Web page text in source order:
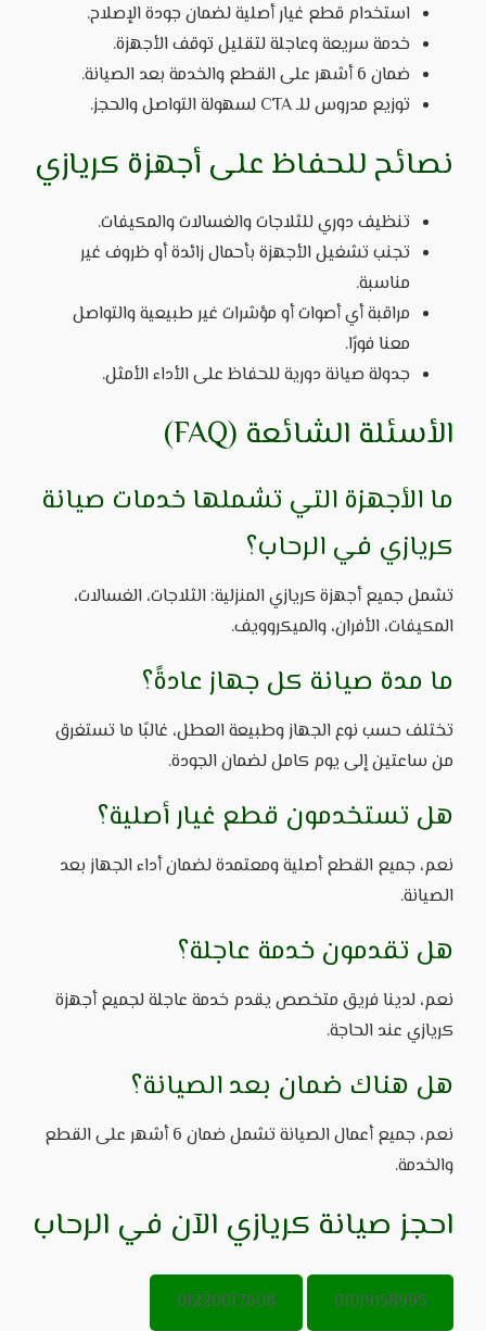
استخدام قطع غيار أصلية لضمان جودة الإصلاح.
خدمة سريعة وعاجلة لتقليل توقف الأجهزة.
ضمان 6 أشهر على القطع والخدمة بعد الصيانة.
توزيع مدروس للـ CTA لسهولة التواصل والحجز.
نصائح للحفاظ على أجهزة كريازي
تنظيف دوري للثلاجات والغسالات والمكيفات.
تجنب تشغيل الأجهزة بأحمال زائدة أو ظروف غير
مناسبة.
مراقبة أي أصوات أو مؤشرات غير طبيعية والتواصل
معنا فورًا.
جدولة صيانة دورية للحفاظ على الأداء الأمثل.
الأسئلة الشائعة (FAQ)
ما الأجهزة التي تشملها خدمات صيانة
كريازي في الرحاب؟
تشمل جميع أجهزة كريازي المنزلية: الثلاجات، الغسالات،
المكيفات، الأفران، والميكروويف.
ما مدة صيانة كل جهاز عادةً؟
تختلف حسب نوع الجهاز وطبيعة العطل، غالبًا ما تستغرق
من ساعتين إلى يوم كامل لضمان الجودة.
هل تستخدمون قطع غيار أصلية؟
نعم، جميع القطع أصلية ومعتمدة لضمان أداء الجهاز بعد
الصيانة.
هل تقدمون خدمة عاجلة؟
نعم، لدينا فريق متخصص يقدم خدمة عاجلة لجميع أجهزة
كريازي عند الحاجة.
هل هناك ضمان بعد الصيانة؟
نعم، جميع أعمال الصيانة تشمل ضمان 6 أشهر على القطع
والخدمة.
احجز صيانة كريازي الآن في الرحاب
01019158995
01220017608